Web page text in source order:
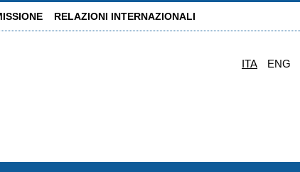
RELAZIONI INTERNAZIONALI
ITA ENG